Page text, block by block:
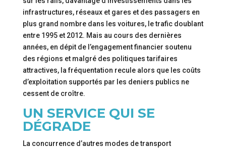
infrastructures, réseaux et gares et des passagers en
plus grand nombre dans les voitures, le trafic doublant
entre 1995 et 2012. Mais au cours des dernières
années, en dépit de l’engagement financier soutenu
des régions et malgré des politiques tarifaires
attractives, la fréquentation recule alors que les coûts
d’exploitation supportés par les deniers publics ne
cessent de croître.
UN SERVICE QUI SE
DÉGRADE
La concurrence d’autres modes de transport